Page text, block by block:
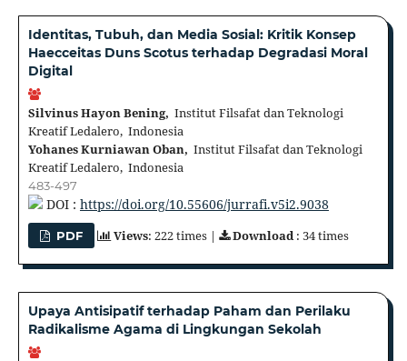
Identitas, Tubuh, dan Media Sosial: Kritik Konsep
Haecceitas Duns Scotus terhadap Degradasi Moral
Digital
Silvinus Hayon Bening, Institut Filsafat dan Teknologi
Kreatif Ledalero, Indonesia
Yohanes Kurniawan Oban, Institut Filsafat dan Teknologi
Kreatif Ledalero, Indonesia
483-497
DOI : https://doi.org/10.55606/jurrafi.v5i2.9038
PDF Views: 222 times | Download: 34 times
Upaya Antisipatif terhadap Paham dan Perilaku
Radikalisme Agama di Lingkungan Sekolah